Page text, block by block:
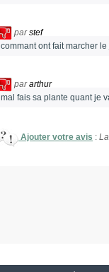
parstef
commant ont fait marcher
pararthur
mal fais sa plante quant je
Ajouter votre avis :